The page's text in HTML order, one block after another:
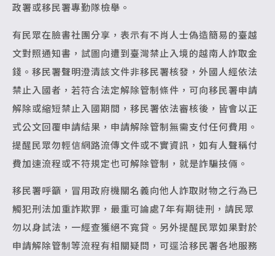
政署或移民署專勤隊檢舉。
有民眾在臉書社團分享，表示有不肖人士偽造簡易的臺越
文對照通知書，試圖向遭到臺灣禁止入境的越南人詐取金
錢。移民署聲明澄清該文件非移民署核發，外國人經依法
禁止入國者，若符合法定解除管制條件，可向移民署申請
解除或縮短禁止入國期間，移民署依法審核後，皆會以正
式公文回覆申請結果，申請解除管制無需支付任何費用。
提醒民眾勿輕信網路流傳文件或不實資訊，如有人聲稱付
費加速流程或不符規定也可解除管制，就是詐騙技倆。
移民署呼籲，冒用政府機關名義向他人詐取財物之行為已
觸犯刑法加重詐欺罪，最重可論處7年有期徒刑，請民眾
勿以身試法，一經查獲絕不寬貸。另外提醒民眾如果對於
申請解除管制等流程有相關疑問，可逕洽移民署各地服務